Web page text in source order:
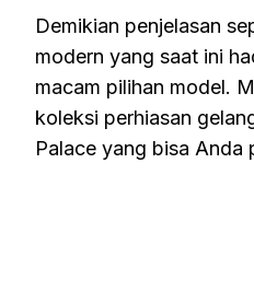
Demikian penjelasan
modern yang saat ini
macam pilihan model.
koleksi perhiasan
Palace yang bisa Anda